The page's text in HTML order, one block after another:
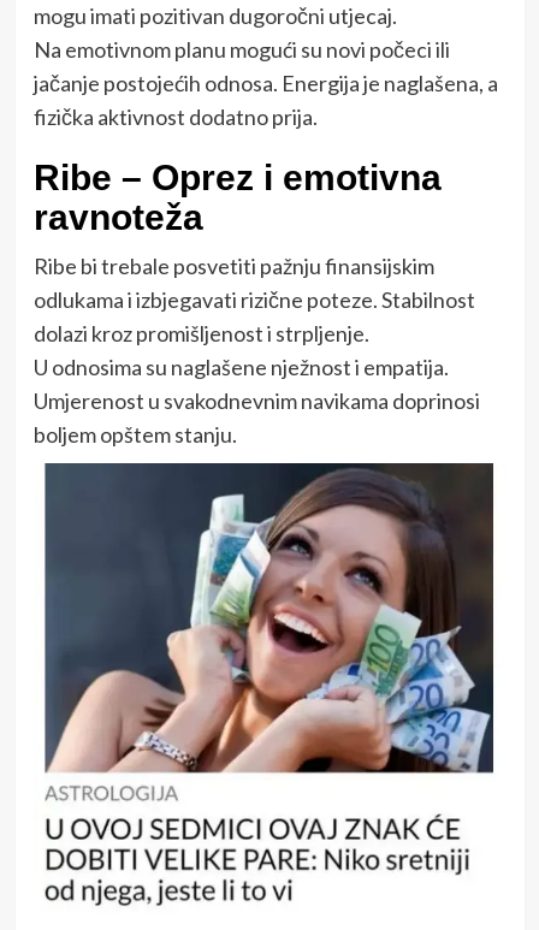
mogu imati pozitivan dugoročni utjecaj.
Na emotivnom planu mogući su novi počeci ili
jačanje postojećih odnosa. Energija je naglašena, a
fizička aktivnost dodatno prija.
Ribe – Oprez i emotivna
ravnoteža
Ribe bi trebale posvetiti pažnju finansijskim
odlukama i izbjegavati rizične poteze. Stabilnost
dolazi kroz promišljenost i strpljenje.
U odnosima su naglašene nježnost i empatija.
Umjerenost u svakodnevnim navikama doprinosi
boljem opštem stanju.